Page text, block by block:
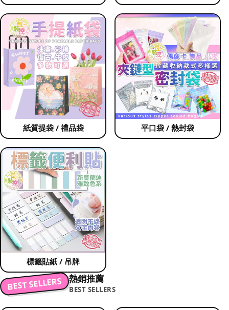
紙質提袋 / 禮品袋 平口袋 / 熱封袋
標籤貼紙 / 吊牌
BEST SELLERS 熱銷推薦
BEST SELLERS